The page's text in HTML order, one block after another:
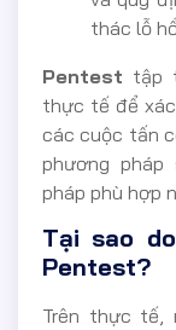
thác lỗ
Pentest tập
thực tế để
các cuộc tấn
phương
pháp phù hợp
Tại sao
Pentest?
Trên thực tế,